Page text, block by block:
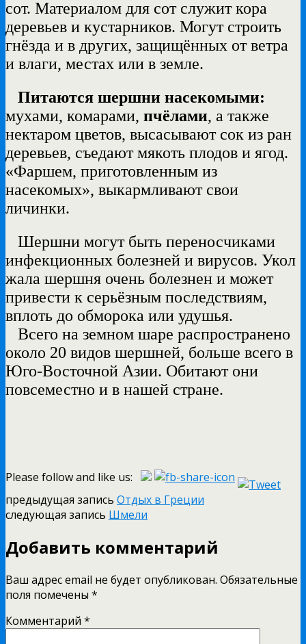
сот. Материалом для сот служит кора
деревьев и кустарников. Могут строить
гнёзда и в других, защищённых от ветра
и влаги, местах или в земле.
Питаются шершни насекомыми:
мухами, комарами, пчёлами, а также
нектаром цветов, высасывают сок из ран
деревьев, съедают мякоть плодов и ягод.
«Фаршем, приготовленным из
насекомых», выкармливают свои
личинки.
Шершни могут быть переносчиками
инфекционных болезней и вирусов. Укол
жала шершня очень болезнен и может
привести к серьёзным последствиям,
вплоть до обморока или удушья.
Всего на земном шаре распространено
около 20 видов шершней, больше всего в
Юго-Восточной Азии. Обитают они
повсеместно и в нашей стране.
Please follow and like us:
предыдущая запись Отдых в Греции
следующая запись Шмели
Добавить комментарий
Ваш адрес email не будет опубликован. Обязательные
поля помечены *
Комментарий *